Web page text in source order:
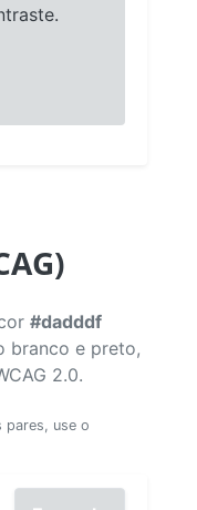
#dadddf
branco e preto,
2.0.
pares, use o